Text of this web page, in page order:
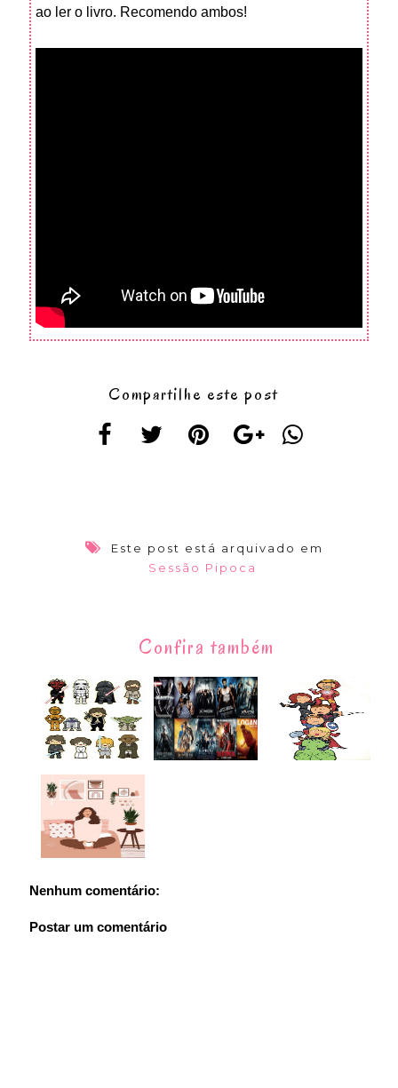
ao ler o livro. Recomendo ambos!
Compartilhe este post
Este post está arquivado em
Sessão Pipoca
Confira também
Nenhum comentário:
Postar um comentário